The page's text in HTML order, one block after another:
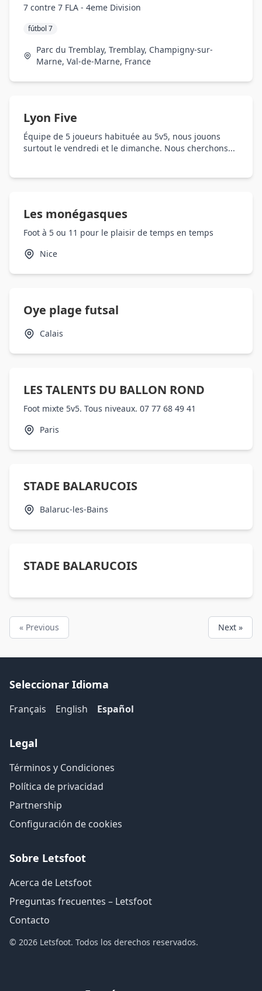
7 contre 7 FLA - 4eme Division
fútbol 7
Parc du Tremblay, Tremblay, Champigny-sur-
Marne, Val-de-Marne, France
Lyon Five
Équipe de 5 joueurs habituée au 5v5, nous jouons
surtout le vendredi et le dimanche. Nous cherchons...
Les monégasques
Foot à 5 ou 11 pour le plaisir de temps en temps
Nice
Oye plage futsal
Calais
LES TALENTS DU BALLON ROND
Foot mixte 5v5. Tous niveaux. 07 77 68 49 41
Paris
STADE BALARUCOIS
Balaruc-les-Bains
STADE BALARUCOIS
« Previous Next »
Seleccionar Idioma
Français English Español
Legal
Términos y Condiciones
Política de privacidad
Partnership
Configuración de cookies
Sobre Letsfoot
Acerca de Letsfoot
Preguntas frecuentes – Letsfoot
Contacto
© 2026 Letsfoot. Todos los derechos reservados.